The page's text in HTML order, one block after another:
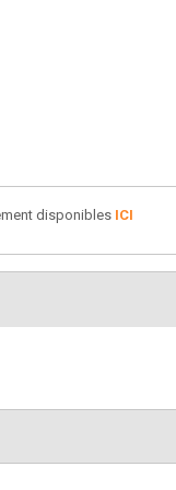
disponibles ICI